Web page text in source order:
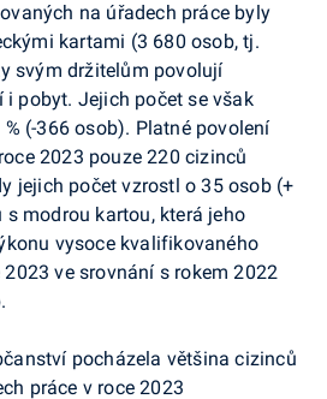
na úřadech práce byly
kartami (3 680 osob, tj.
svým držitelům povolují
i pobyt. Jejich počet se však
(-366 osob). Platné povolení
2023 pouze 220 cizinců
jejich počet vzrostl o 35 osob (+
s modrou kartou, která jeho
vysoce kvalifikovaného
ve srovnání s rokem 2022
pocházela většina cizinců
práce v roce 2023